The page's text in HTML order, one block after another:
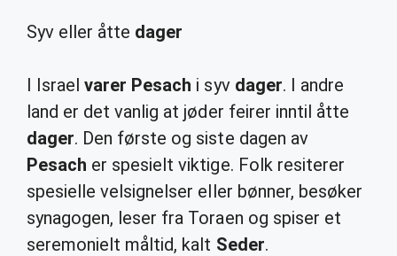
Syv eller åtte dager
I Israelvarer Pesach i syv dager. I andre
land er det vanlig at jøder feirer inntil åtte
dager. Den første og siste dagen av
Pesach er spesielt viktige. Folk resiterer
spesielle velsignelser eller bønner, besøker
synagogen, leser fra Toraen og spiser et
seremonielt måltid, kalt Seder.